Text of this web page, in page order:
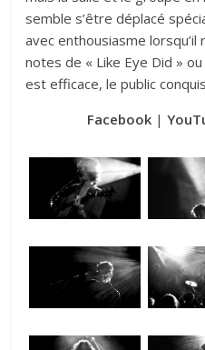
semble s’être déplacé
avec enthousiasme
notes de « Like Eye Did »
est efficace, le public
Facebook |